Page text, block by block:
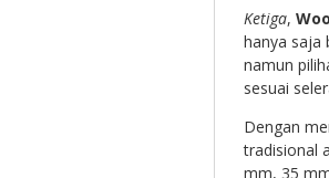
Ketiga,
hanya saja
namun
sesuai
Dengan
tradisional
mm, 35